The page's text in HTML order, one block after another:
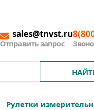
sales@tnvst.ru
Отправить запрос
Рулетки